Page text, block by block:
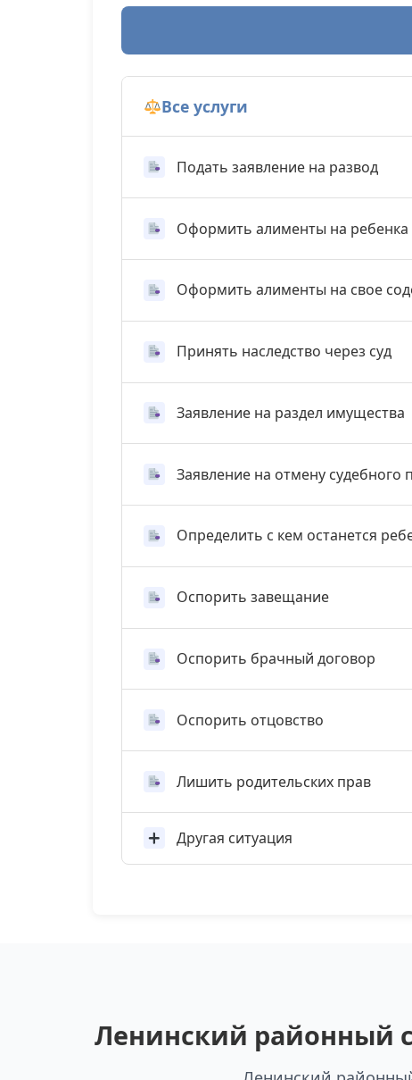
Все услуги
Подать заявление на развод
Оформить алименты на ребенка
Оформить алименты на свое
Принять наследство через суд
Заявление на раздел имущества
Заявление на отмену судебного
Определить с кем останется
Оспорить завещание
Оспорить брачный договор
Оспорить отцовство
Лишить родительских прав
Другая ситуация
Ленинский районный